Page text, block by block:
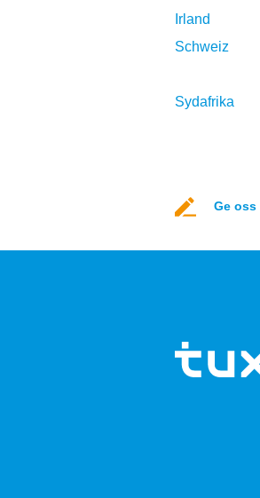
Irland
Schweiz
Sydafrika
Ge